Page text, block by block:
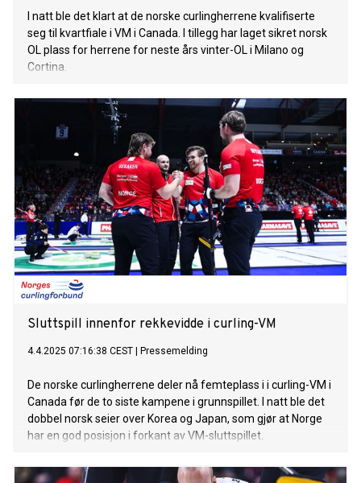
I natt ble det klart at de norske curlingherrene kvalifiserte
seg til kvartfiale i VM i Canada. I tillegg har laget sikret norsk
OL plass for herrene for neste års vinter-OL i Milano og
Cortina.
Sluttspill innenfor rekkevidde i curling-VM
4.4.2025 07:16:38 CEST Pressemelding
De norske curlingherrene deler nå femteplass i i curling-VM i
Canada før de to siste kampene i grunnspillet. I natt ble det
dobbel norsk seier over Korea og Japan, som gjør at Norge
har en god posisjon i forkant av VM-sluttspillet.